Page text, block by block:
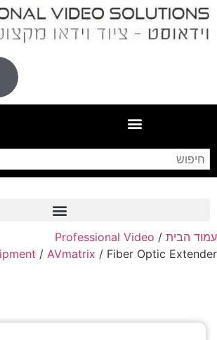
Frame Grabber
PTZ Confrence Camera
עמוד הבית /
Professional Video
/ AVmatrix / Fiber Optic Extender